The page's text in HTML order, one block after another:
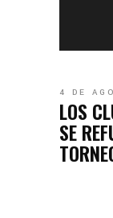
4 DE
LOS
SE